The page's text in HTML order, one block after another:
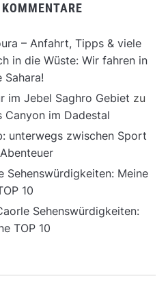
– Anfahrt, Tipps & viele
in die Wüste: Wir fahren in
Sahara!
im Jebel Saghro Gebiet zu
Canyon im Dadestal
unterwegs zwischen Sport
Sehenswürdigkeiten: Meine
10
Sehenswürdigkeiten:
TOP 10